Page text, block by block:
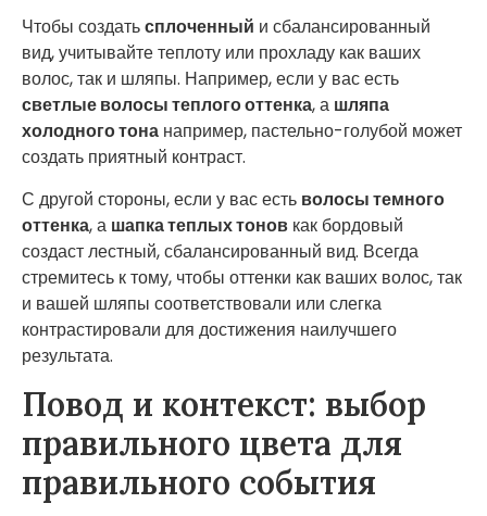
Чтобы создатьсплоченный и сбалансированный
вид, учитывайте теплоту или прохладу как ваших
волос, так и шляпы. Например, если у вас есть
светлые волосы теплого оттенка, а шляпа
холодного тона например, пастельно-голубой может
создать приятный контраст.
С другой стороны, если у вас есть волосы темного
оттенка, а шапка теплых тонов как бордовый
создаст лестный, сбалансированный вид. Всегда
стремитесь к тому, чтобы оттенки как ваших волос, так
и вашей шляпы соответствовали или слегка
контрастировали для достижения наилучшего
результата.
Повод и контекст: выбор
правильного цвета для
правильного события